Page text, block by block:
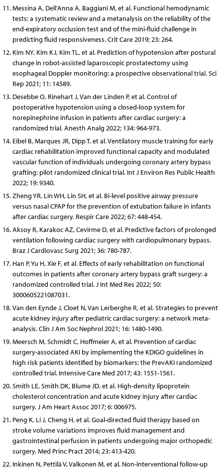
Messina A, Dell’Anna A, Baggiani M, et al. Functional hemodynamic
tests: a systematic review and a metanalysis on the reliability of the
end-expiratory occlusion test and of the mini-fluid challenge in
predicting fluid responsiveness. Crit Care 2019; 23: 264.
Kim NY, Kim KJ, Kim TL, et al. Prediction of hypotension after postural
change in robot-assisted laparoscopic prostatectomy using
esophageal Doppler monitoring: a prospective observational trial. Sci
Rep 2021; 11: 14589.
Desebbe O, Rinehart J, Van der Linden P, et al. Control of
postoperative hypotension using a closed-loop system for
norepinephrine infusion in patients after cardiac surgery: a
randomized trial. Anesth Analg 2022; 134: 964-973.
Eibel B, Marques JR, Dipp T, et al. Ventilatory muscle training for early
cardiac rehabilitation improved functional capacity and modulated
vascular function of individuals undergoing coronary artery bypass
grafting: pilot randomized clinical trial. Int J Environ Res Public Health
2022; 19: 9340.
Zheng YR, Lin WH, Lin SH, et al. Bi-level positive airway pressure
versus nasal CPAP for the prevention of extubation failure in infants
after cardiac surgery. Respir Care 2022; 67: 448-454.
Aksoy R, Karakoc AZ, Cevirme D, et al. Predictive factors of prolonged
ventilation following cardiac surgery with cardiopulmonary bypass.
Braz J Cardiovasc Surg 2021; 36: 780-787.
Han P, Yu H, Xie F, et al. Effects of early rehabilitation on functional
outcomes in patients after coronary artery bypass graft surgery: a
randomized controlled trial. J Int Med Res 2022; 50:
3000605221087031.
Van den Eynde J, Cloet N, Van Lerberghe R, et al. Strategies to prevent
acute kidney injury after pediatric cardiac surgery: a network meta-
analysis. Clin J Am Soc Nephrol 2021; 16: 1480-1490.
Meersch M, Schmidt C, Hoffmeier A, et al. Prevention of cardiac
surgery-associated AKI by implementing the KDIGO guidelines in
high risk patients identified by biomarkers: the PrevAKI randomized
controlled trial. Intensive Care Med 2017; 43: 1551-1561.
Smith LE, Smith DK, Blume JD, et al. High-density lipoprotein
cholesterol concentration and acute kidney injury after cardiac
surgery. J Am Heart Assoc 2017; 6: 006975.
Peng K, Li J, Cheng H, et al. Goal-directed fluid therapy based on
stroke volume variations improves fluid management and
gastrointestinal perfusion in patients undergoing major orthopedic
surgery. Med Princ Pract 2014; 23: 413-420.
Inkinen N, Pettilä V, Valkonen M, et al. Non-interventional follow-up